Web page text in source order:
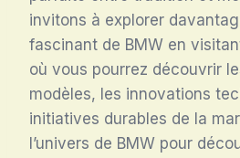
invitons à explorer
fascinant de BMW en
où vous pourrez découvrir
modèles, les innovations
initiatives durables de la
l’univers de BMW pour